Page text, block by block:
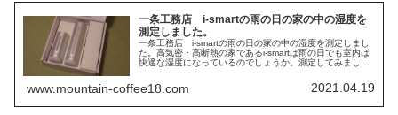
一条工務店 i-smartの雨の日の家の中の湿度を
測定しました。
一条工務店 i-smartの雨の日の家の中の湿度を測定しまし
た。高気密・高断熱の家であるi-smartは雨の日でも室内は
快適な湿度になっているのでしょうか。測定してみまし
www.mountain-coffee18.com 2021.04.19